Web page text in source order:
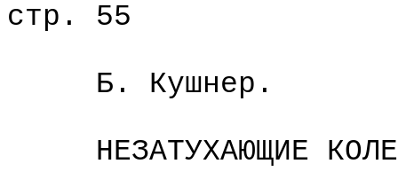
стр. 55
Б. Кушнер.
НЕЗАТУХАЮЩИЕ